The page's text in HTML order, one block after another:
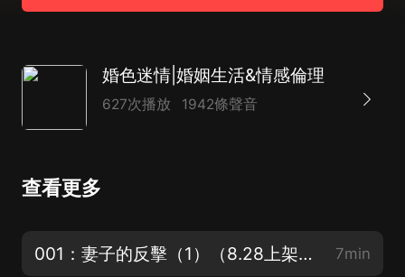
婚色迷情|婚姻生活&情感倫理
627次播放 1942條聲音
查看更多
001：妻子的反擊（1）（8.28上架情感懸疑《他是誰》中，訂閱收聽吧） 7min